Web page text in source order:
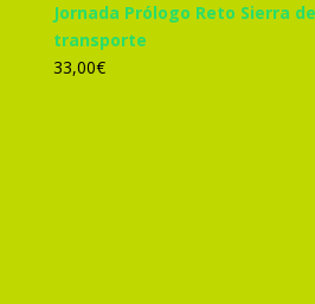
Jornada Prólogo Reto Sierra
transporte
33,00€